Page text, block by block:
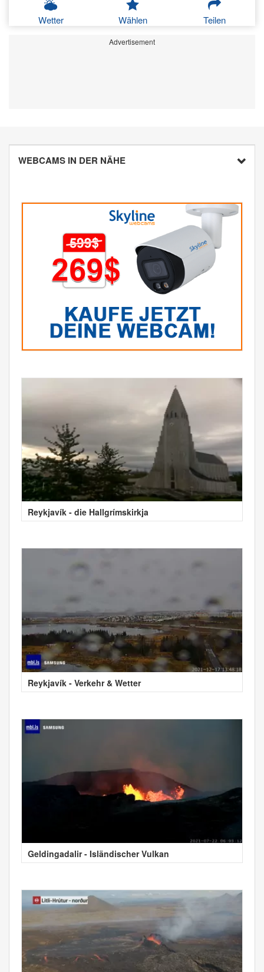
Wetter Wählen Teilen
Advertisement
WEBCAMS IN DER NÄHE
Reykjavík - die Hallgrímskirkja
Reykjavík - Verkehr & Wetter
Geldingadalir - Isländischer Vulkan